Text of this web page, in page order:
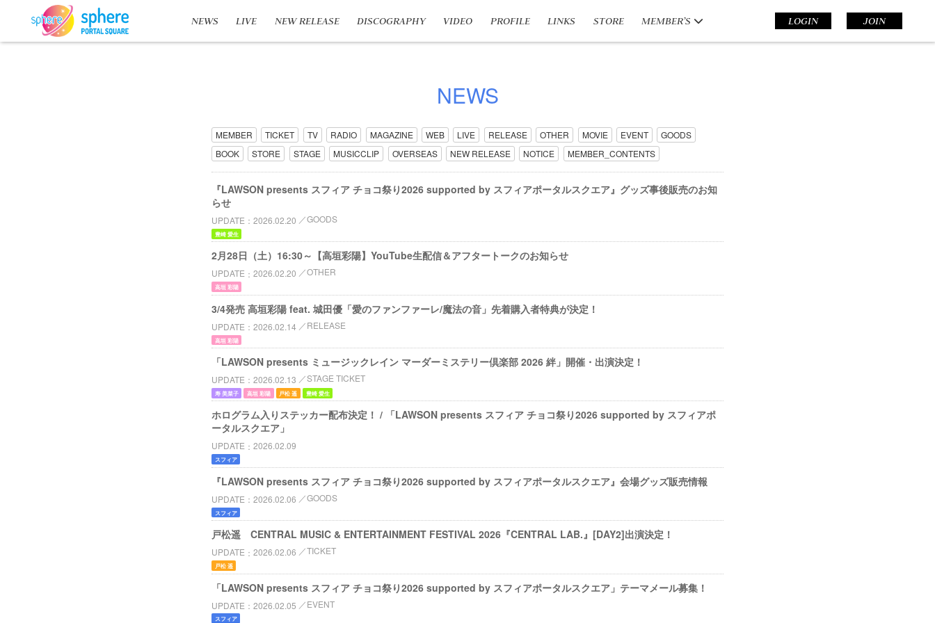
NEWS LIVE NEW RELEASE DISCOGRAPHY VIDEO PROFILE LINKS STORE MEMBER’S LOGIN JOIN
NEWS
MEMBER TICKET TV RADIO MAGAZINE WEB LIVE RELEASE OTHER MOVIE EVENT
GOODS
BOOK
STORE STAGE MUSICCLIP OVERSEAS NEW RELEASE NOTICE MEMBER_CONTENTS
『LAWSON presents スフィア チョコ祭り2026 supported by スフィアポータルスクエア』グッズ事後販売のお知
らせ
UPDATE 2026.02.20 GOODS
豊崎 愛生
2月28日（土）16:30～【高垣彩陽】YouTube生配信＆アフタートークのお知らせ
UPDATE 2026.02.20 OTHER
高垣 彩陽
3/4発売 高垣彩陽 feat. 城田優「愛のファンファーレ/魔法の音」先着購入者特典が決定！
UPDATE 2026.02.14 RELEASE
高垣 彩陽
「LAWSON presents ミュージックレイン マーダーミステリー倶楽部 2026 絆」開催・出演決定！
UPDATE 2026.02.13 STAGE TICKET
寿 美菜子 高垣 彩陽 戸松 遥 豊崎 愛生
ホログラム入りステッカー配布決定！ / 「LAWSON presents スフィア チョコ祭り2026 supported by スフィアポ
ータルスクエア」
UPDATE 2026.02.09
スフィア
『LAWSON presents スフィア チョコ祭り2026 supported by スフィアポータルスクエア』会場グッズ販売情報
UPDATE 2026.02.06 GOODS
スフィア
戸松遥 CENTRAL MUSIC & ENTERTAINMENT FESTIVAL 2026『CENTRAL LAB.』[DAY2]出演決定！
UPDATE 2026.02.06 TICKET
戸松 遥
「LAWSON presents スフィア チョコ祭り2026 supported by スフィアポータルスクエア」テーマメール募集！
UPDATE 2026.02.05 EVENT
スフィア